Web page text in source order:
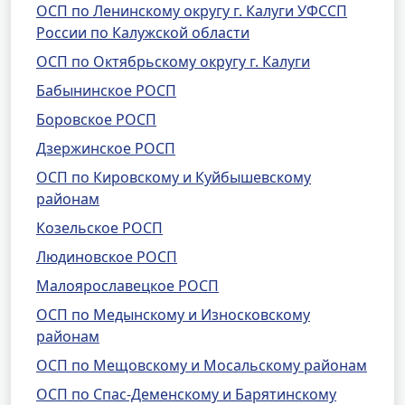
ОСП по Ленинскому округу г. Калуги УФССП
России по Калужской области
ОСП по Октябрьскому округу г. Калуги
Бабынинское РОСП
Боровское РОСП
Дзержинское РОСП
ОСП по Кировскому и Куйбышевскому
районам
Козельское РОСП
Людиновское РОСП
Малоярославецкое РОСП
ОСП по Медынскому и Износковскому
районам
ОСП по Мещовскому и Мосальскому районам
ОСП по Спас-Деменскому и Барятинскому